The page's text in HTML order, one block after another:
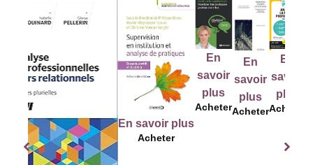
En savoir plus
Acheter
En
savoir
plus
Acheter
En
savoir
plus
Acheter
En
savoir
plus
Acheter
En
savoir
plus
Acheter